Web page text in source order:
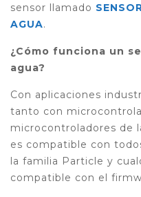
sensor llamado
AGUA.
¿Cómo funciona un
agua?
Con aplicaciones
tanto con
microcontroladores de
es compatible con
la familia Particle y
compatible con el